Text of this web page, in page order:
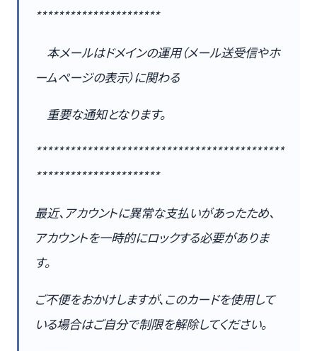
**********************
本メールはドメインの運用（メール送受信やホ
ームページの表示）に関わる
重要な通知となります。
********************************************
**********************
最近、アカウントに異常な支払いがあったため、
アカウントを一時的にロックする必要がありま
す。
ご不便をおかけしますが、このカードを使用して
いる場合はご自分で制限を解除してください。